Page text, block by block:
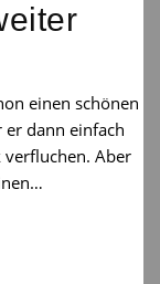
einen schönen
dann einfach
Aber